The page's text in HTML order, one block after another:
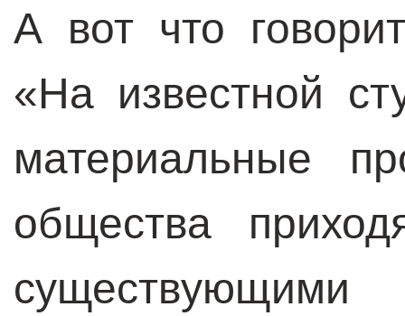
А вот что
«На известной
материальные
общества
существующими